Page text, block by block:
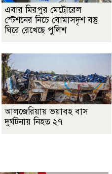
এবার মিরপুর মেট্রোরেল
স্টেশনের নিচে বোমাসদৃশ বস্তু
ঘিরে রেখেছে পুলিশ
আলজেরিয়ায় ভয়াবহ বাস
দুর্ঘটনায় নিহত ২৭